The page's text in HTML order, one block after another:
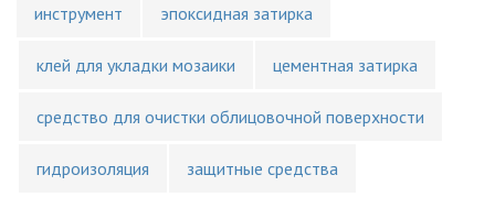
инструмент эпоксидная затирка
клей для укладки мозаики цементная затирка
средство для очистки облицовочной поверхности
гидроизоляция защитные средства